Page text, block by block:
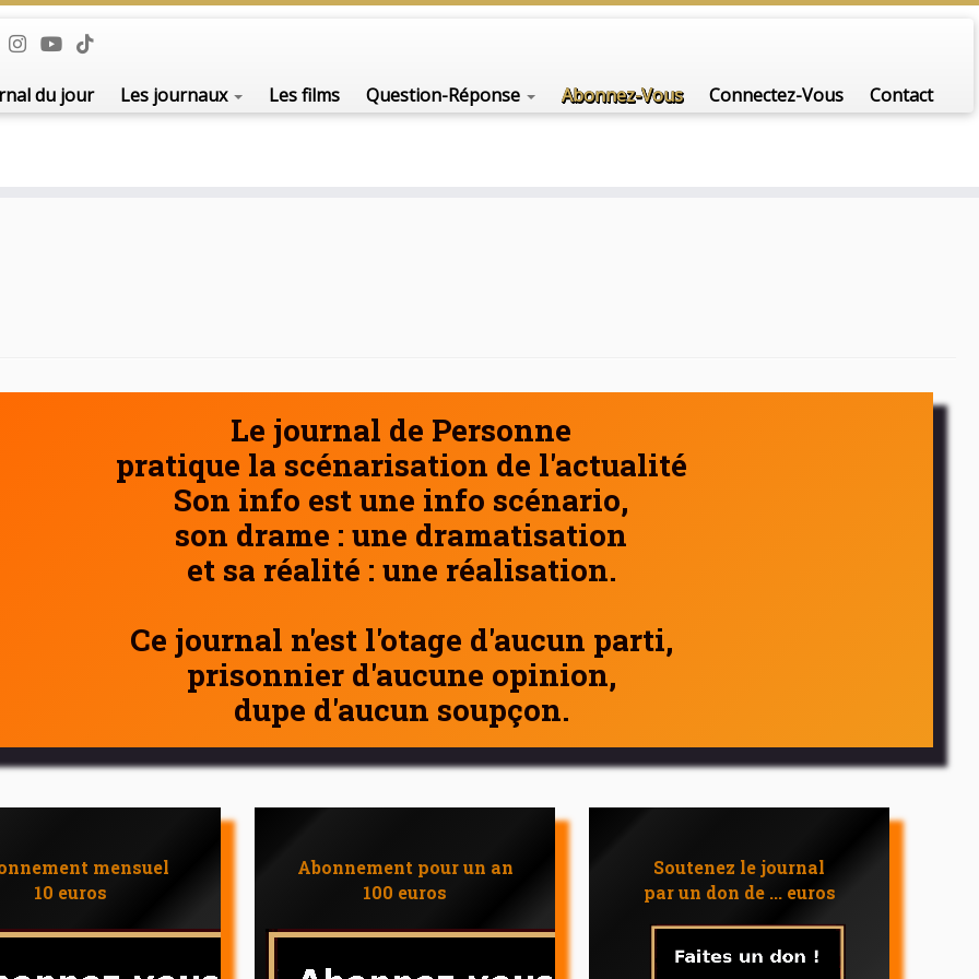
du jour Les journaux Les films Question-Réponse Abonnez-Vous Connectez-Vous Contact
Le journal de Personne
pratique la scénarisation de l'actualité
Son info est une info scénario,
son drame : une dramatisation
et sa réalité : une réalisation.
Ce journal n'est l'otage d'aucun parti,
prisonnier d'aucune opinion,
dupe d'aucun soupçon.
mensuel
10 euros
Abonnement pour un an
100 euros
Soutenez le journal
par un don de ... euros